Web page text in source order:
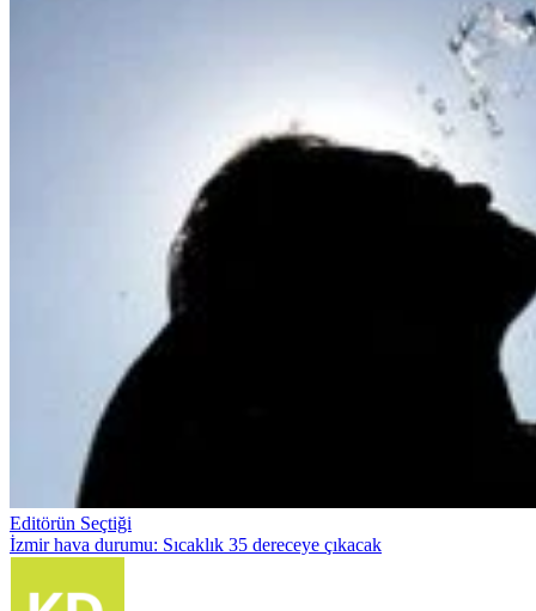
Editörün Seçtiği
İzmir hava durumu: Sıcaklık 35 dereceye çıkacak